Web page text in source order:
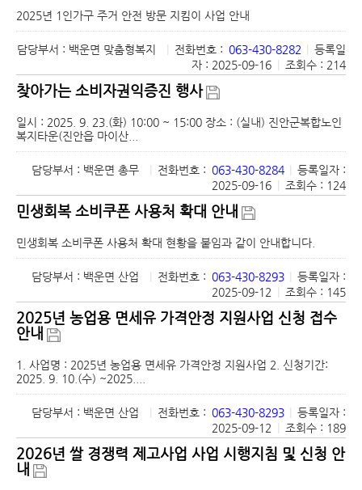
2025년 1인가구 주거 안전 방문 지킴이 사업 안내
담당부서 : 백운면 맞춤형복지 전화번호 : 063-430-8282
등록일
자 : 2025-09-16
조회수 : 214
찾아가는 소비자권익증진 행사
일시 : 2025. 9. 23.(화) 10:00 ~ 15:00 장소 : (실내) 진안군복합노인
복지타운(진안읍 마이산...
담당부서 : 백운면 총무 전화번호 : 063-430-8284
등록일자 :
2025-09-16
조회수 : 124
민생회복 소비쿠폰 사용처 확대 안내
민생회복 소비쿠폰 사용처 확대 현황을 붙임과 같이 안내합니다.
담당부서 : 백운면 산업 전화번호 : 063-430-8293
등록일자 :
2025-09-12
조회수 : 145
2025년 농업용 면세유 가격안정 지원사업 신청 접수
안내
1. 사업명 : 2025년 농업용 면세유 가격안정 지원사업 2. 신청기간:
2025. 9. 10.(수) ~2025....
담당부서 : 백운면 산업 전화번호 : 063-430-8293
등록일자 :
2025-09-12
조회수 : 189
2026년 쌀 경쟁력 제고사업 사업 시행지침 및 신청 안
내